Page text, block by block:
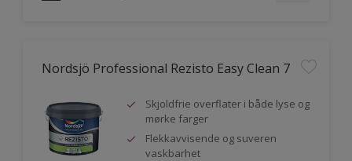
Nordsjö Professional Rezisto Easy Clean 7
Skjoldfrie overflater i både lyse og
mørke farger
Flekkavvisende og suveren
vaskbarhet